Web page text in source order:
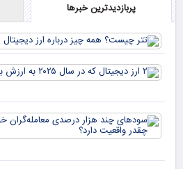
پربازدیدترین خبرها